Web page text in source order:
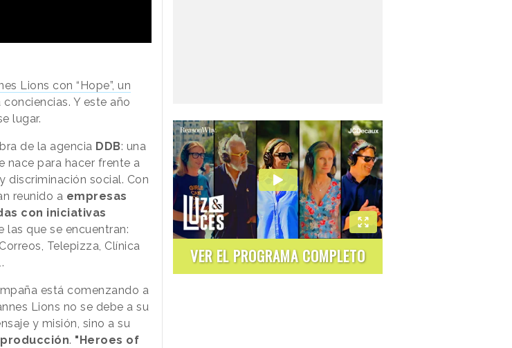
Lions con “Hope”, un
Y este año
lugar.
de la agencia DDB: una
nace para hacer frente a
discriminación social. Con
reunido a empresas
con iniciativas
las que se encuentran:
Telepizza, Clínica
está comenzando a
Lions no se debe a su
y misión, sino a su
producción. "Heroes of
VER EL PROGRAMA COMPLETO